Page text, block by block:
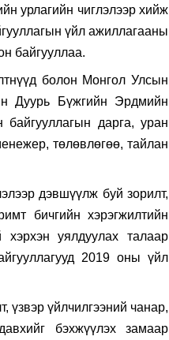
урлагийн чиглэлээр хийж
үйл ажиллагааны
байгууллаа.
болон Монгол Улсын
Дуурь Бүжгийн Эрдмийн
дарга, уран
төлөвлөгөө, тайлан
дэвшүүлж буй зорилт,
бичгийн хэрэгжилтийн
хэрхэн уялдуулах талаар
2019 оны үйл
үзвэр үйлчилгээний чанар,
бэхжүүлэх замаар